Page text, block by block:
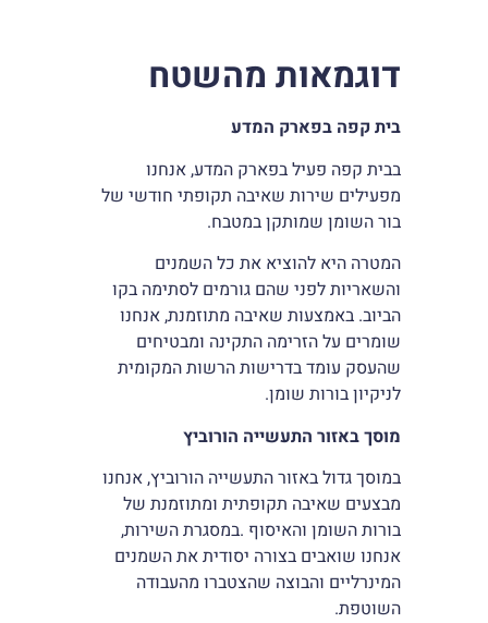
דוגמאות מהשטח
בית קפה בפארק המדע
בבית קפה פעיל בפארק המדע, אנחנו
מפעילים שירות שאיבה תקופתי חודשי של
בור השומן שמותקן במטבח.
המטרה היא להוציא את כל השמנים
והשאריות לפני שהם גורמים לסתימה בקו
הביוב. באמצעות שאיבה מתוזמנת, אנחנו
שומרים על הזרימה התקינה ומבטיחים
שהעסק עומד בדרישות הרשות המקומית
לניקיון בורות שומן.
מוסך באזור התעשייה הורוביץ
במוסך גדול באזור התעשייה הורוביץ, אנחנו
מבצעים שאיבה תקופתית ומתוזמנת של
בורות השומן והאיסוף .במסגרת השירות,
אנחנו שואבים בצורה יסודית את השמנים
המינרליים והבוצה שהצטברו מהעבודה
השוטפת.